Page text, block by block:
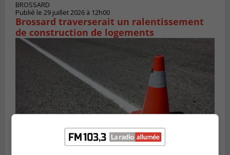
BROSSARD
Publié le 29 juillet 2026 à 12h00
Brossard traverserait un ralentissement
de construction de logements